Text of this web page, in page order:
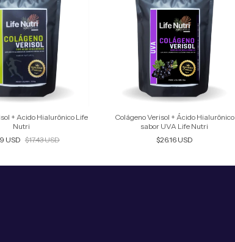
+ Acido Hialurônico Life
Nutri
USD $17.43 USD
Colágeno Verisol + Ácido Hialurônico
sabor UVA Life Nutri
$26.16 USD